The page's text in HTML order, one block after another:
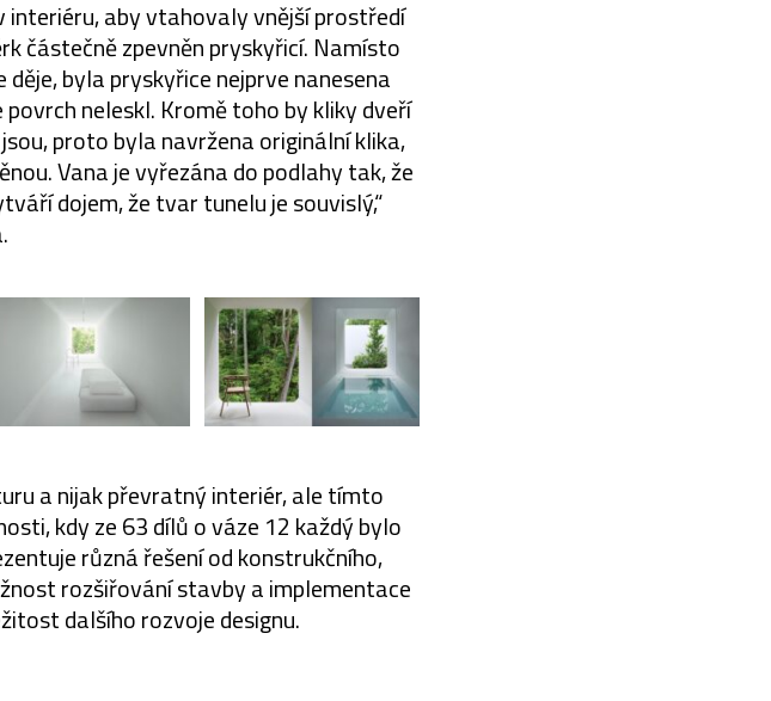
aby vtahovaly vnější prostředí
částečně zpevněn pryskyřicí. Namísto
byla pryskyřice nejprve nanesena
neleskl. Kromě toho by kliky dveří
proto byla navržena originální klika,
Vana je vyřezána do podlahy tak, že
dojem, že tvar tunelu je souvislý,“
a nijak převratný interiér, ale tímto
kdy ze 63 dílů o váze 12 každý bylo
různá řešení od konstrukčního,
rozšiřování stavby a implementace
dalšího rozvoje designu.